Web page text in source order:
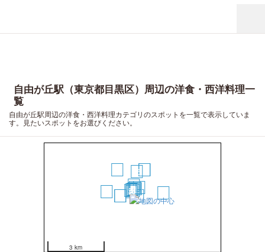
自由が丘駅（東京都目黒区）周辺の洋食・西洋料理一
覧
自由が丘駅周辺の洋食・西洋料理カテゴリのスポットを一覧で表示していま
す。見たいスポットをお選びください。
12
3
4
5
67
8
9
1011
12
13
14
15
3 km